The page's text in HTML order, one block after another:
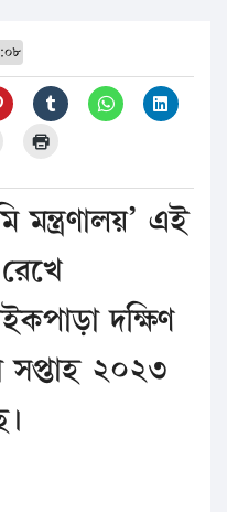
মন্ত্রণালয়’ এই
দক্ষিণ
সপ্তাহ ২০২৩